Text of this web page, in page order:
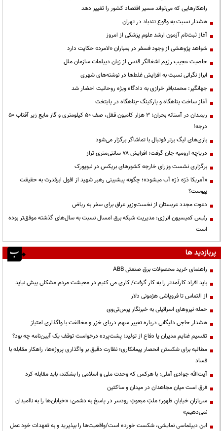
راهکارهایی که می‌تواند مسیر اقتصاد کشور را تغییر دهد
هشدار نسبت به وقوع تندباد در تهران
آغاز ثبت‌نام آزمون ارشد علوم پزشکی از امروز
شواهد پژوهشی از وجود فسفر در بمباران «لامرد» حکایت دارد
خاصیت عجیب رژیم اشغالگر قدس از زبان دیپلمات سازمان ملل
ابراز نگرانی نسبت به افزایش غلط‌ها در نوشته‌های شهری
جهانگیر: محمدباقر خرازی به دادگاه ویژه روحانیت احضار شد
آغاز ساخت پناهگاه و پارکینگ -پناهگاه در پایتخت
ریمـدان در آستانه بحران؛ ۳ هزار کامیون قفل، صف ۵۰ کیلومتری و گاز مایع زیر آفتاب ۵۰
درجه!
بازی‌های لیگ برتر فوتبال با تماشاگر برگزار می‌شود
دریاچه ارومیه جان گرفت؛ افزایش ۷۸ سانتی‌متری تراز
برگزاری نشست وزرای خارجه کشورهای بریکس در نیویورک
«آمریکا ذرّه ذرّه آب میشود»؛ چگونه پیشبینی رهبر شهید از افول ابرقدرت به حقیقت
پیوست؟
دعوت مجدد عربستان از نخست‌وزیر عراق برای سفر به ریاض
رئیس کمیسیون انرژی: مدیریت شبکه برق امسال نسبت به سال‌های گذشته موفق‌تر بوده
است
پربازدید ها
راهنمای خرید محصولات برق صنعتی ABB
باید افراد کارآمدتر را به کار گرفت/ کاری می کنیم در معیشت مردم مشکلی پیش نیاید
از التماس تا فروپاشی هژمونی دلار
حمله نیروهای اسرائیلی به خبرنگار پرس‌تی‌وی
هشدار حاجی دلیگانی درباره تغییر سهم دریای خزر و مخالفت با واگذاری امتیاز
تقسیم غنایم مدیران یا دفاع از تولید؛ پشت‌پرده درخواست توقف یک آیین‌نامه چه بود؟
مطالبه برای شکستن انحصار پیمانکاری؛ نظارت دقیق بر واگذاری پروژه‌ها، راهکار مقابله با
فساد
آیت‌الله جوادی آملی: با هرکس که وحدت ملی و اسلامی را بشکند، باید مقابله کرد
فرق است میان مجاهدان در میدان و ساکتین
سربازانِ خیابانِ ظهور؛ ملتِ مبعوثِ رودسر در پاسخ به دشمن: «خیابان‌ها را به ناامیدان
نمی‌دهیم»
این دیپلماسی نمایشی، شکست خورده است/واقعیت‌ها را بپذیرید و به تعهدات خود عمل